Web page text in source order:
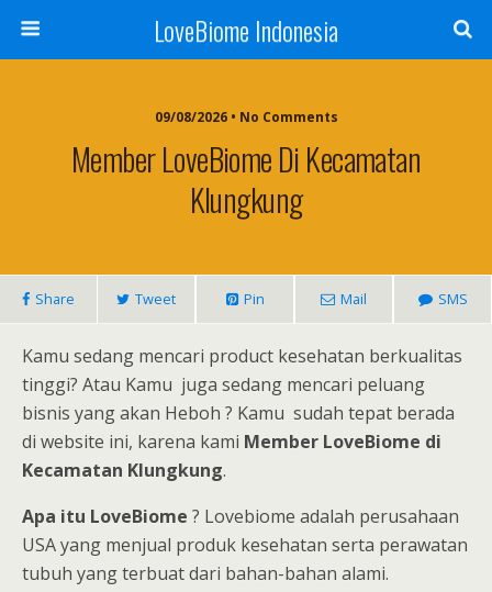
LoveBiome Indonesia
09/08/2026 • No Comments
Member LoveBiome Di Kecamatan
Klungkung
Share Tweet Pin Mail SMS
Kamu sedang mencari product kesehatan berkualitas
tinggi? Atau Kamu juga sedang mencari peluang
bisnis yang akan Heboh ? Kamu sudah tepat berada
di website ini, karena kami Member LoveBiome di
Kecamatan Klungkung.
Apa itu LoveBiome ? Lovebiome adalah perusahaan
USA yang menjual produk kesehatan serta perawatan
tubuh yang terbuat dari bahan-bahan alami.